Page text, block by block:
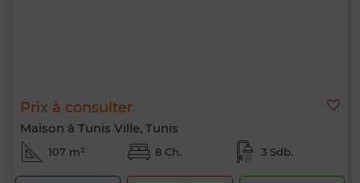
Prix à consulter
Maison à Tunis Ville, Tunis
107 m² 8 Ch. 3 Sdb.